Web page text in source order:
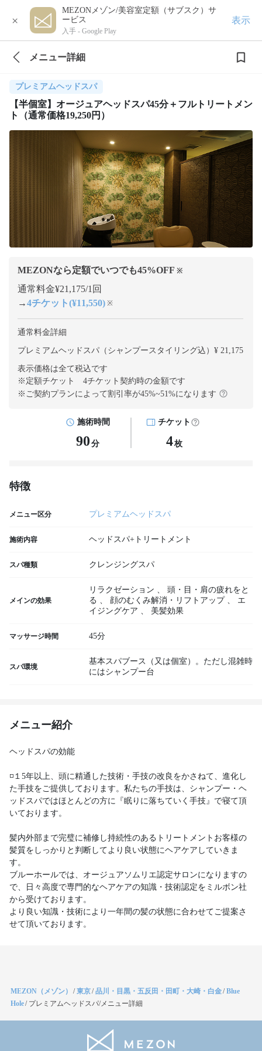
×
MEZONメゾン/美容室定額（サブスク）サ
ービス
入手 - Google Play
表示
メニュー詳細
プレミアムヘッドスパ
【半個室】オージュアヘッドスパ45分＋フルトリートメン
ト（通常価格19,250円）
MEZONなら定額でいつでも45%OFF ※
通常料金¥21,175/1回
→4チケット(¥11,550) ※
通常料金詳細
プレミアムヘッドスパ（シャンプースタイリング込）¥ 21,175
表示価格は全て税込です
※定額チケット 4チケット契約時の金額です
※ご契約プランによって割引率が45%~51%になります
施術時間
90 分
チケット
4枚
特徴
メニュー区分 プレミアムヘッドスパ
施術内容 ヘッドスパ+トリートメント
スパ種類 クレンジングスパ
メインの効果
リラクゼーション 、
頭・目・肩の疲れをと
る 、 顔のむくみ解消・リフトアップ 、
エ
イジングケア 、 美髪効果
マッサージ時間 45分
スパ環境
基本スパブース（又は個室）。ただし混雑時
にはシャンプー台
メニュー紹介
ヘッドスパの効能
◽️１5年以上、頭に精通した技術・手技の改良をかさねて、進化し
た手技をご提供しております。私たちの手技は、シャンプー・ヘ
ッドスパではほとんどの方に『眠りに落ちていく手技』で寝て頂
いております。
髪内外部まで完璧に補修し持続性のあるトリートメントお客様の
髪質をしっかりと判断してより良い状態にヘアケアしていきま
す。
ブルーホールでは、オージュアソムリエ認定サロンになりますの
で、日々高度で専門的なヘアケアの知識・技術認定をミルボン社
から受けております。
より良い知識・技術により一年間の髪の状態に合わせてご提案さ
せて頂いております。
MEZON（メゾン） /東京/品川・目黒・五反田・田町・大崎・白金/Blue
Hole/ プレミアムヘッドスパ/メニュー詳細